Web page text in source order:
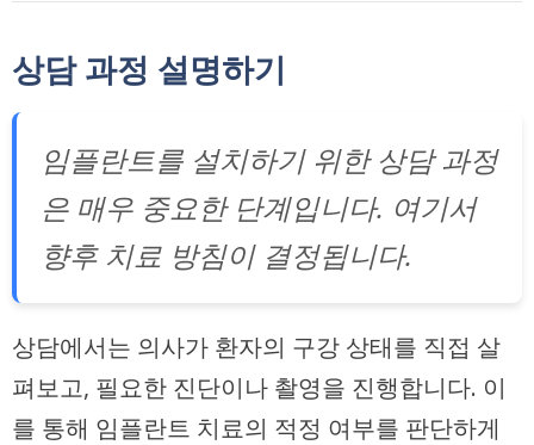
상담 과정 설명하기
임플란트를 설치하기 위한 상담 과정
은 매우 중요한 단계입니다. 여기서
향후 치료 방침이 결정됩니다.
상담에서는 의사가 환자의 구강 상태를 직접 살
펴보고, 필요한 진단이나 촬영을 진행합니다. 이
를 통해 임플란트 치료의 적정 여부를 판단하게